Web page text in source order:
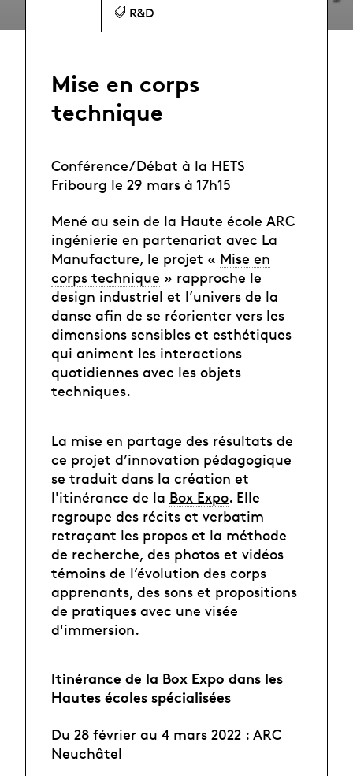
R&D
Mise en corps
technique
Conférence/Débat à la HETS
Fribourg le 29 mars à 17h15
Mené au sein de la Haute école ARC
ingénierie en partenariat avec La
Manufacture, le projet « Mise en
corps technique » rapproche le
design industriel et l’univers de la
danse afin de se réorienter vers les
dimensions sensibles et esthétiques
qui animent les interactions
quotidiennes avec les objets
techniques.
La mise en partage des résultats de
ce projet d’innovation pédagogique
se traduit dans la création et
l'itinérance de la Box Expo. Elle
regroupe des récits et verbatim
retraçant les propos et la méthode
de recherche, des photos et vidéos
témoins de l’évolution des corps
apprenants, des sons et propositions
de pratiques avec une visée
d'immersion.
Itinérance de la Box Expo dans les
Hautes écoles spécialisées
Du 28 février au 4 mars 2022 : ARC
Neuchâtel